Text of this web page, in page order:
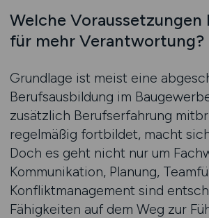
Welche Voraussetzungen
für mehr Verantwortung?
Grundlage ist meist eine
Berufsausbildung im
zusätzlich Berufserfahrung
regelmäßig fortbildet, macht
Doch es geht nicht nur um
Kommunikation, Planung,
Konfliktmanagement sind
Fähigkeiten auf dem Weg zur